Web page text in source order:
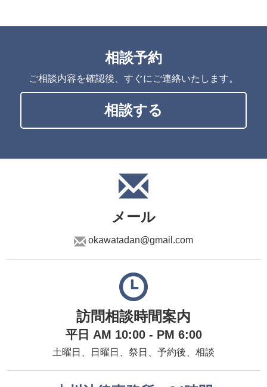
相談予約
ご相談内容を確認後、すぐにご連絡いたします。
相談する
メール
okawatadan@gmail.com
訪問相談時間案内
平日 AM 10:00 - PM 6:00
土曜日、日曜日、祭日、予約後、相談